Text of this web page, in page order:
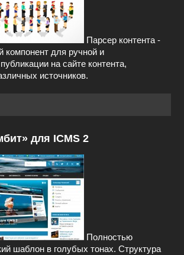
Парсер контента -
компонент для ручной и
на сайте контента,
источников.
для ICMS 2
Полностью
шаблон в голубых тонах. Структура